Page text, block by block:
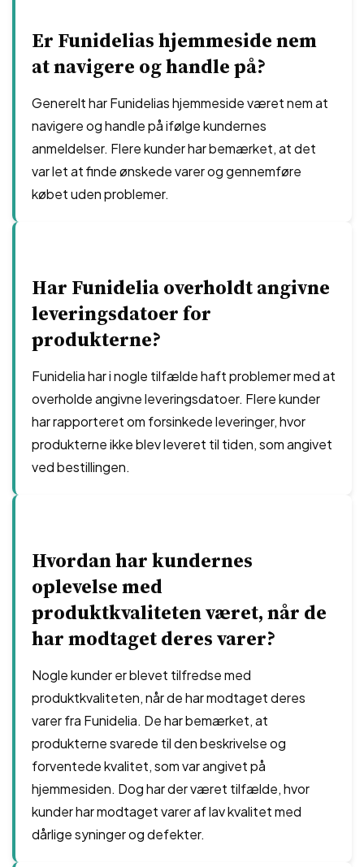
Er Funidelias hjemmeside nem
at navigere og handle på?
Generelt har Funidelias hjemmeside været nem at
navigere og handle på ifølge kundernes
anmeldelser. Flere kunder har bemærket, at det
var let at finde ønskede varer og gennemføre
købet uden problemer.
Har Funidelia overholdt angivne
leveringsdatoer for
produkterne?
Funidelia har i nogle tilfælde haft problemer med at
overholde angivne leveringsdatoer. Flere kunder
har rapporteret om forsinkede leveringer, hvor
produkterne ikke blev leveret til tiden, som angivet
ved bestillingen.
Hvordan har kundernes
oplevelse med
produktkvaliteten været, når de
har modtaget deres varer?
Nogle kunder er blevet tilfredse med
produktkvaliteten, når de har modtaget deres
varer fra Funidelia. De har bemærket, at
produkterne svarede til den beskrivelse og
forventede kvalitet, som var angivet på
hjemmesiden. Dog har der været tilfælde, hvor
kunder har modtaget varer af lav kvalitet med
dårlige syninger og defekter.